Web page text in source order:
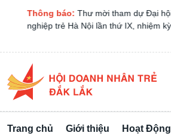
BÁO MỜI HỌP BCH MỞ RỘNG LẦN
Tiết
Trang chủ Giới thiệu Hoạt